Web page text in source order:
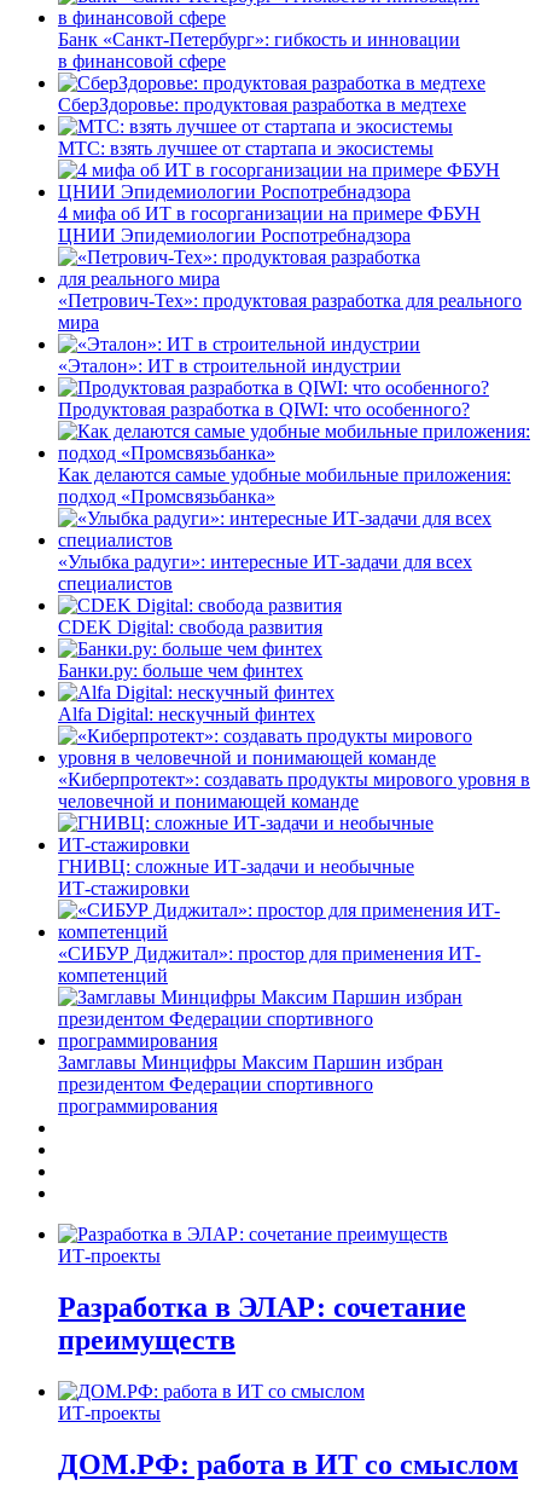
Банк «Санкт-Петербург»: гибкость и инновации
в финансовой сфере
СберЗдоровье: продуктовая разработка в медтехе
МТС: взять лучшее от стартапа и экосистемы
4 мифа об ИТ в госорганизации на примере ФБУН
ЦНИИ Эпидемиологии Роспотребнадзора
«Петрович-Тех»: продуктовая разработка для реального
мира
«Эталон»: ИТ в строительной индустрии
Продуктовая разработка в QIWI: что особенного?
Как делаются самые удобные мобильные приложения:
подход «Промсвязьбанка»
«Улыбка радуги»: интересные ИТ-задачи для всех
специалистов
CDEK Digital: свобода развития
Банки.ру: больше чем финтех
Alfa Digital: нескучный финтех
«Киберпротект»: создавать продукты мирового уровня в
человечной и понимающей команде
ГНИВЦ: сложные ИТ‑задачи и необычные
ИТ‑стажировки
«СИБУР Диджитал»: простор для применения ИТ-
компетенций
Замглавы Минцифры Максим Паршин избран
президентом Федерации спортивного
программирования
ИТ-проекты
Разработка в ЭЛАР: сочетание
преимуществ
ИТ-проекты
ДОМ.РФ: работа в ИТ со смыслом